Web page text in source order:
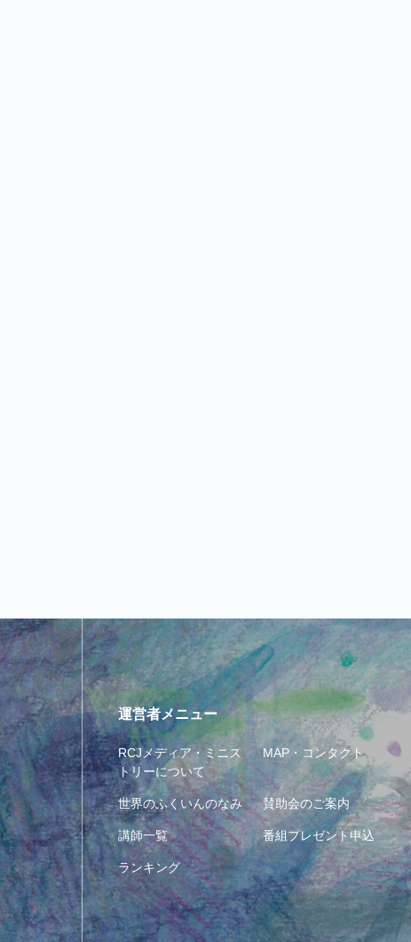
運営者メニュー
RCJメディア・ミニス
トリーについて
MAP・コンタクト
世界のふくいんのなみ 賛助会のご案内
講師一覧 番組プレゼント申込
ランキング